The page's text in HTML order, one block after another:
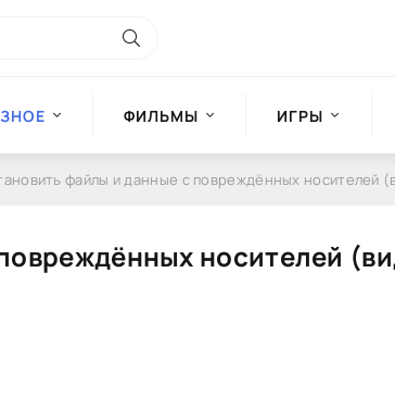
ФИЛЬМЫ ИГРЫ
файлы и данные с повреждённых носителей
носителей